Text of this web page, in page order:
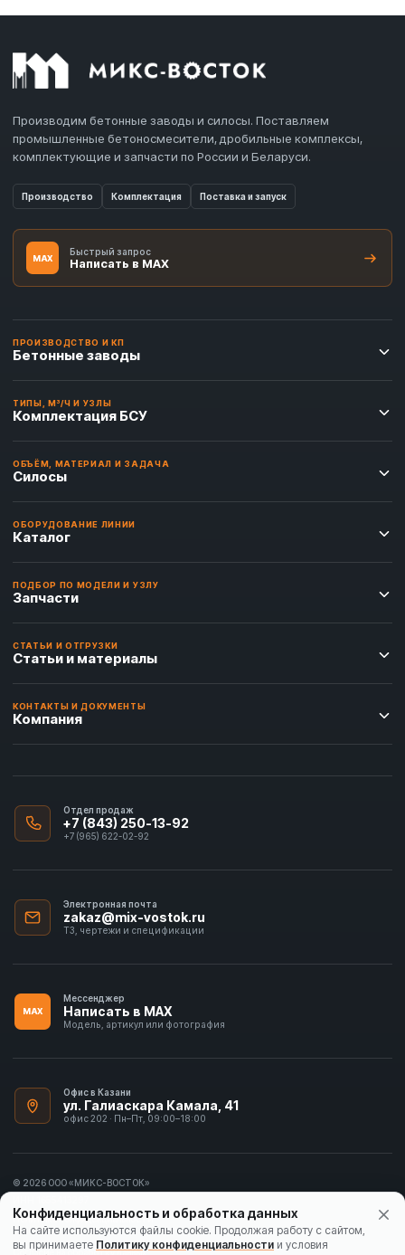
Производим бетонные заводы и силосы. Поставляем
промышленные бетоносмесители, дробильные комплексы,
комплектующие и запчасти по России и Беларуси.
Производство Комплектация Поставка и запуск
MAX
Быстрый запрос
Написать в MAX
ПРОИЗВОДСТВО И КП
Бетонные заводы
ТИПЫ, М³/Ч И УЗЛЫ
Комплектация БСУ
ОБЪЁМ, МАТЕРИАЛ И ЗАДАЧА
Силосы
ОБОРУДОВАНИЕ ЛИНИИ
Каталог
ПОДБОР ПО МОДЕЛИ И УЗЛУ
Запчасти
СТАТЬИ И ОТГРУЗКИ
Статьи и материалы
КОНТАКТЫ И ДОКУМЕНТЫ
Компания
Отдел продаж
+7 (843) 250-13-92
+7 (965) 622-02-92
Электронная почта
zakaz@mix-vostok.ru
ТЗ, чертежи и спецификации
MAX
Мессенджер
Написать в MAX
Модель, артикул или фотография
Офис в Казани
ул. Галиаскара Камала, 41
офис 202 · Пн–Пт, 09:00–18:00
© 2026 ООО «МИКС-ВОСТОК»
Политика конфиденциальности
Согласие на обработку данных
Конфиденциальность и обработка данных
На сайте используются файлы cookie. Продолжая работу с сайтом,
вы принимаете Политику конфиденциальности и условия